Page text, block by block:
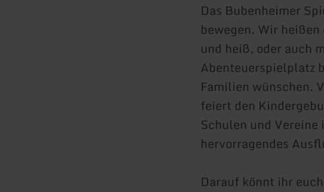
Das Bubenheimer
bewegen. Wir
und heiß, oder auch
Abenteuerspielplatz
Familien wünschen.
feiert den
Schulen und
hervorragendes
Darauf könnt ihr